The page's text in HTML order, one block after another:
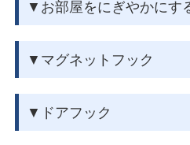
▼お部屋をにぎやかにす
▼マグネットフック
▼ドアフック